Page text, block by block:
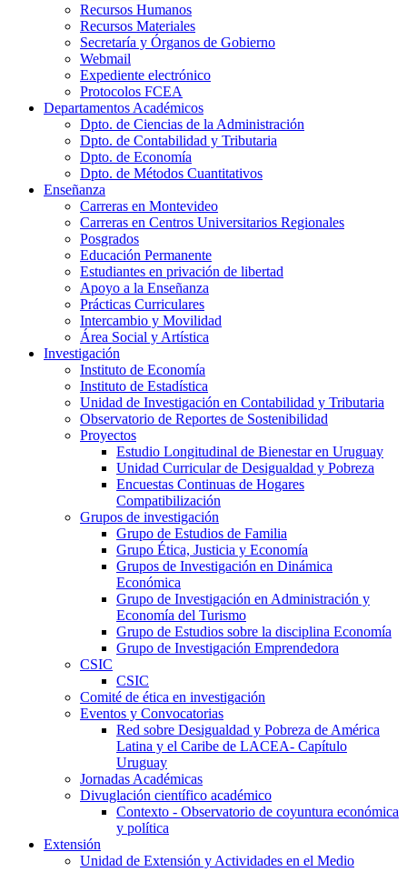
Recursos Humanos
Recursos Materiales
Secretaría y Órganos de Gobierno
Webmail
Expediente electrónico
Protocolos FCEA
Departamentos Académicos
Dpto. de Ciencias de la Administración
Dpto. de Contabilidad y Tributaria
Dpto. de Economía
Dpto. de Métodos Cuantitativos
Enseñanza
Carreras en Montevideo
Carreras en Centros Universitarios Regionales
Posgrados
Educación Permanente
Estudiantes en privación de libertad
Apoyo a la Enseñanza
Prácticas Curriculares
Intercambio y Movilidad
Área Social y Artística
Investigación
Instituto de Economía
Instituto de Estadística
Unidad de Investigación en Contabilidad y Tributaria
Observatorio de Reportes de Sostenibilidad
Proyectos
Estudio Longitudinal de Bienestar en Uruguay
Unidad Curricular de Desigualdad y Pobreza
Encuestas Continuas de Hogares
Compatibilización
Grupos de investigación
Grupo de Estudios de Familia
Grupo Ética, Justicia y Economía
Grupos de Investigación en Dinámica
Económica
Grupo de Investigación en Administración y
Economía del Turismo
Grupo de Estudios sobre la disciplina Economía
Grupo de Investigación Emprendedora
CSIC
CSIC
Comité de ética en investigación
Eventos y Convocatorias
Red sobre Desigualdad y Pobreza de América
Latina y el Caribe de LACEA- Capítulo
Uruguay
Jornadas Académicas
Divuglación científico académico
Contexto - Observatorio de coyuntura económica
y política
Extensión
Unidad de Extensión y Actividades en el Medio